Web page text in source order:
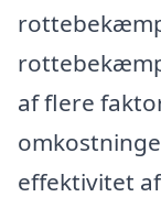
af flere
effektivitet